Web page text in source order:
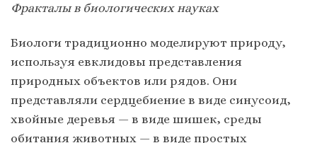
Фракталы в биологических науках
Биологи традиционно моделируют природу,
используя евклидовы представления
природных объектов или рядов. Они
представляли сердцебиение в виде синусоид,
хвойные деревья — в виде шишек, среды
обитания животных — в виде простых